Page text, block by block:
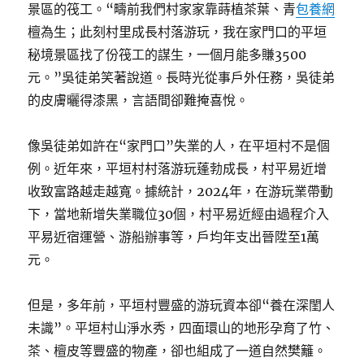
景區的筏工。“疇前我們村家家靠蒔植茶葉、青包養網
檀為生；此刻村里成長村落游玩，我在家門口的平垣
秘境景區找了份筏工的謀生，一個月能多賺3500
元。”吳徒弟笑著說道。長時光從事戶外任務，吳徒弟
的皮膚曬得漆黑，言語間卻難掩喜悅。
像吳徒弟如許在“家門口”失業的人，在平垣村不是個
例。近年來，平垣村村落游玩蓬勃成長，村平易近增
收致富路越走越寬。據統計，2024年，在游玩業帶動
下，當地新增失業職位30個，村平易近經由過程介入
平易近宿運營、游船辦事等，戶均年支出晉陞至1萬
元。
但是，多年前，平垣村豐盛的游玩資本卻“養在深閨人
未識”。平垣村山淨水秀，四面環山的地形孕育了竹、
茶、檀皮等豐盛的物產，卻也組成了一道自然樊籬。